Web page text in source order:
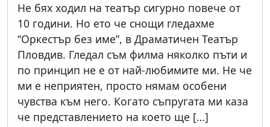
Не бях ходил на театър сигурно повече от
10 години. Но ето че снощи гледахме
“Оркестър без име”, в Драматичен Театър
Пловдив. Гледал съм филма няколко пъти и
по принцип не е от най-любимите ми. Не че
ми е неприятен, просто нямам особени
чувства към него. Когато съпругата ми каза
че представлението на което ще […]